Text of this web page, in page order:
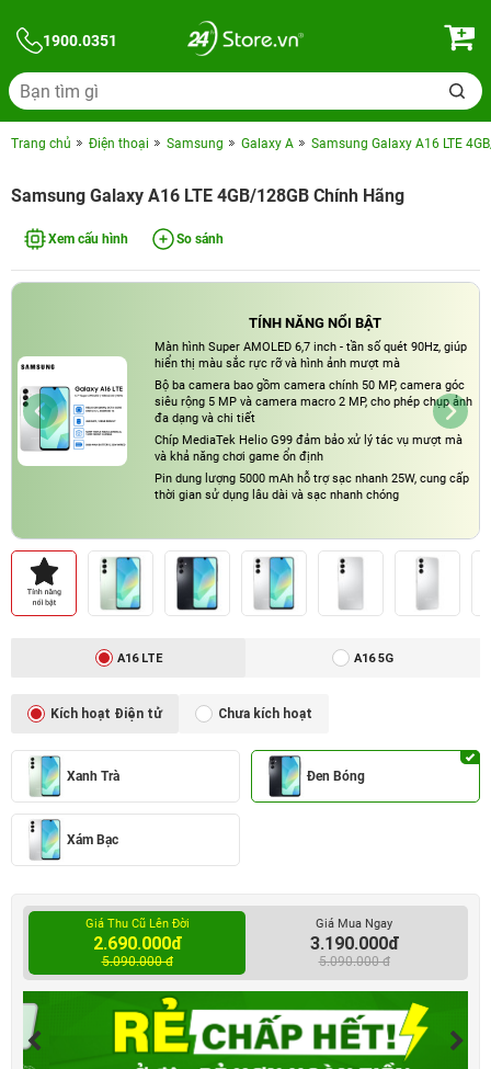
1900.0351
Trang chủ Điện thoại Samsung Galaxy A Samsung Galaxy A16 LTE
Samsung Galaxy A16 LTE 4GB/128GB Chính Hãng
Xem cấu hình So sánh
TÍNH NĂNG NỔI BẬT
Màn hình Super AMOLED 6,7 inch - tần số quét 90Hz, giúp
hiển thị màu sắc rực rỡ và hình ảnh mượt mà
Bộ ba camera bao gồm camera chính 50 MP, camera góc
siêu rộng 5 MP và camera macro 2 MP, cho phép chụp ảnh
đa dạng và chi tiết​
Chíp MediaTek Helio G99 đảm bảo xử lý tác vụ mượt mà
và khả năng chơi game ổn định​
Pin dung lượng 5000 mAh hỗ trợ sạc nhanh 25W, cung cấp
thời gian sử dụng lâu dài và sạc nhanh chóng​
A16 LTE A16 5G
Kích hoạt Điện tử Chưa kích hoạt
Xanh Trà Đen Bóng
Xám Bạc
Giá Thu Cũ Lên Đời
2.690.000đ
5.090.000 đ
Giá Mua Ngay
3.190.000đ
5.090.000 đ